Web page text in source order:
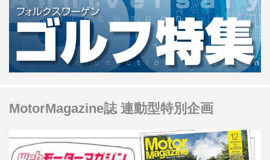
MotorMagazine誌 連動型特別企画